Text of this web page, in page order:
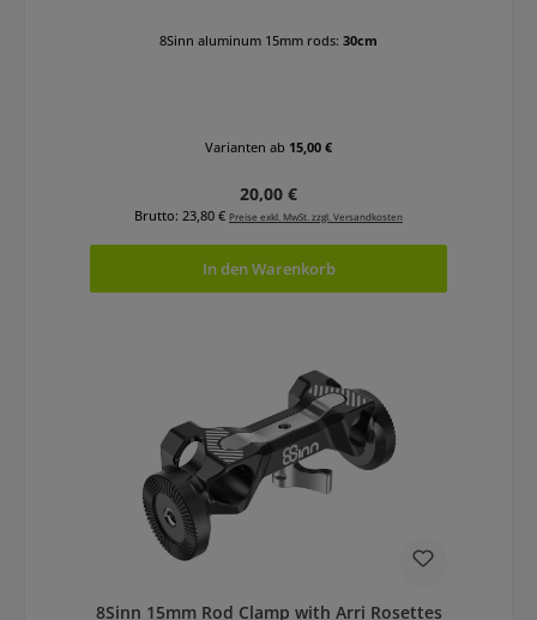
8Sinn aluminum 15mm rods: 30cm
Varianten ab 15,00 €
Regulärer Preis:
20,00 €
Brutto: 23,80 € Preise exkl. MwSt. zzgl. Versandkosten
In den Warenkorb
8Sinn 15mm Rod Clamp with Arri Rosettes